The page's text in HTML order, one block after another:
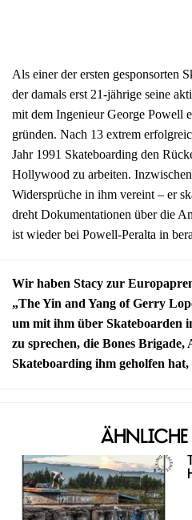
Als einer der ersten gesponsorten
der damals erst 21-jährige seine
mit dem Ingenieur George Powell
gründen. Nach 13 extrem
Jahr 1991 Skateboarding den
Hollywood zu arbeiten.
Widersprüche in ihm vereint – er
dreht Dokumentationen über die
ist wieder bei Powell-Peralta in
Wir haben Stacy zur
„The Yin and Yang of Gerry
um mit ihm über Skateboarden
zu sprechen, die Bones
Skateboarding ihm geholfen hat,